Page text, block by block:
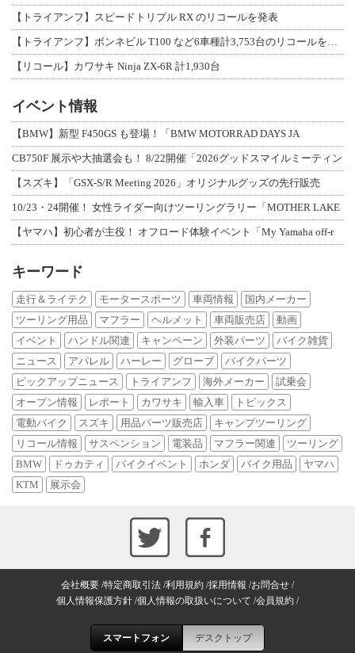
【トライアンフ】スピードトリプル RX のリコールを発表
【トライアンフ】ボンネビル T100 など6車種計3,753台のリコールを発表
【リコール】カワサキ Ninja ZX-6R 計1,930台
イベント情報
【BMW】新型 F450GS も登場！「BMW MOTORRAD DAYS JA
CB750F 展示や大抽選会も！ 8/22開催「2026グッドスマイルミーティン
【スズキ】「GSX-S/R Meeting 2026」オリジナルグッズの先行販売
10/23・24開催！ 女性ライダー向けツーリングラリー「MOTHER LAKE
【ヤマハ】初心者が主役！ オフロード体験イベント「My Yamaha off-r
キーワード
走行＆ライテク モータースポーツ 車両情報
国内メーカー
ツーリング用品
マフラー ヘルメット 車両販売店
動画
イベント
ハンドル関連 キャンペーン 外装パーツ
バイク雑貨
ニュース
アパレル ハーレー グローブ
バイクパーツ
ピックアップニュース
トライアンフ 海外メーカー
試乗会
オープン情報
レポート カワサキ 輸入車
トピックス
電動バイク
スズキ 用品パーツ販売店
キャンプツーリング
リコール情報
サスペンション 電装品 マフラー関連
ツーリング
BMW
ドゥカティ バイクイベント ホンダ バイク用品
ヤマハ
KTM
展示会
会社概要 特定商取引法 利用規約 採用情報 お問合せ
個人情報保護方針 個人情報の取扱いについて 会員規約
スマートフォン デスクトップ